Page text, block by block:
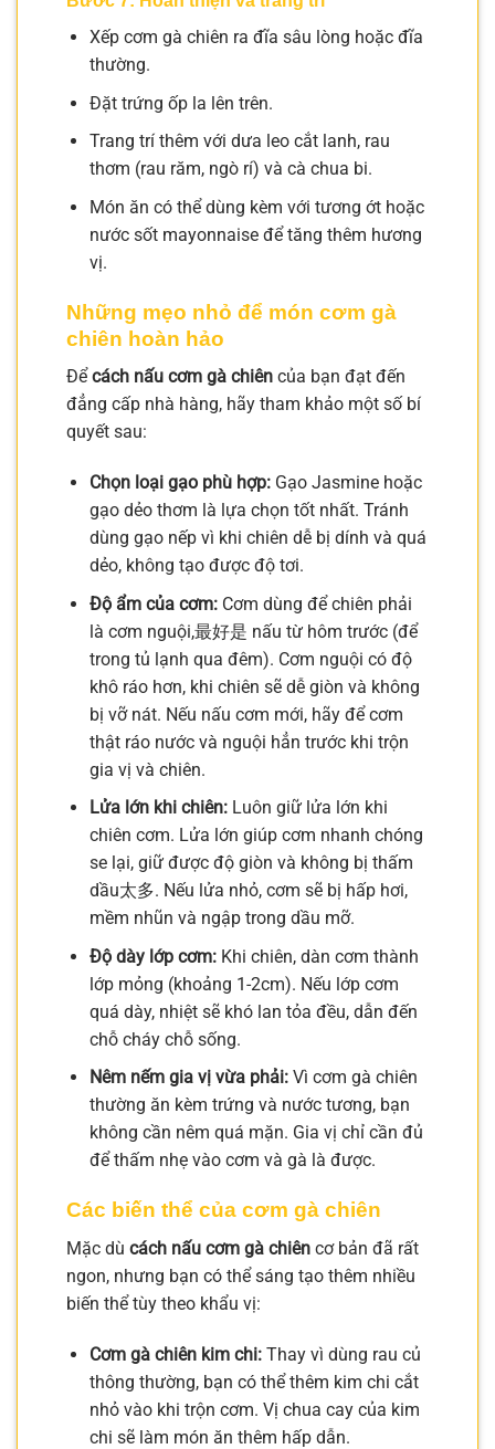
Xếp cơm gà chiên ra đĩa sâu lòng hoặc đĩa
thường.
Đặt trứng ốp la lên trên.
Trang trí thêm với dưa leo cắt lanh, rau
thơm (rau răm, ngò rí) và cà chua bi.
Món ăn có thể dùng kèm với tương ớt hoặc
nước sốt mayonnaise để tăng thêm hương
vị.
Những mẹo nhỏ để món cơm gà
chiên hoàn hảo
Để cách nấu cơm gà chiên của bạn đạt đến
đẳng cấp nhà hàng, hãy tham khảo một số bí
quyết sau:
Chọn loại gạo phù hợp:Gạo Jasmine hoặc
gạo dẻo thơm là lựa chọn tốt nhất. Tránh
dùng gạo nếp vì khi chiên dễ bị dính và quá
dẻo, không tạo được độ tơi.
Độ ẩm của cơm:Cơm dùng để chiên phải
là cơm nguội,最好是 nấu từ hôm trước (để
trong tủ lạnh qua đêm). Cơm nguội có độ
khô ráo hơn, khi chiên sẽ dễ giòn và không
bị vỡ nát. Nếu nấu cơm mới, hãy để cơm
thật ráo nước và nguội hẳn trước khi trộn
gia vị và chiên.
Lửa lớn khi chiên:Luôn giữ lửa lớn khi
chiên cơm. Lửa lớn giúp cơm nhanh chóng
se lại, giữ được độ giòn và không bị thấm
dầu太多. Nếu lửa nhỏ, cơm sẽ bị hấp hơi,
mềm nhũn và ngập trong dầu mỡ.
Độ dày lớp cơm:Khi chiên, dàn cơm thành
lớp mỏng (khoảng 1-2cm). Nếu lớp cơm
quá dày, nhiệt sẽ khó lan tỏa đều, dẫn đến
chỗ cháy chỗ sống.
Nêm nếm gia vị vừa phải:Vì cơm gà chiên
thường ăn kèm trứng và nước tương, bạn
không cần nêm quá mặn. Gia vị chỉ cần đủ
để thấm nhẹ vào cơm và gà là được.
Các biến thể của cơm gà chiên
Mặc dù cách nấu cơm gà chiên cơ bản đã rất
ngon, nhưng bạn có thể sáng tạo thêm nhiều
biến thể tùy theo khẩu vị:
Cơm gà chiên kim chi:Thay vì dùng rau củ
thông thường, bạn có thể thêm kim chi cắt
nhỏ vào khi trộn cơm. Vị chua cay của kim
chi sẽ làm món ăn thêm hấp dẫn.